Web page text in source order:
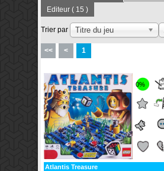
Editeur ( 15 )
Trier par Titre du jeu
<< < 1
0%
Atlantis Treasure